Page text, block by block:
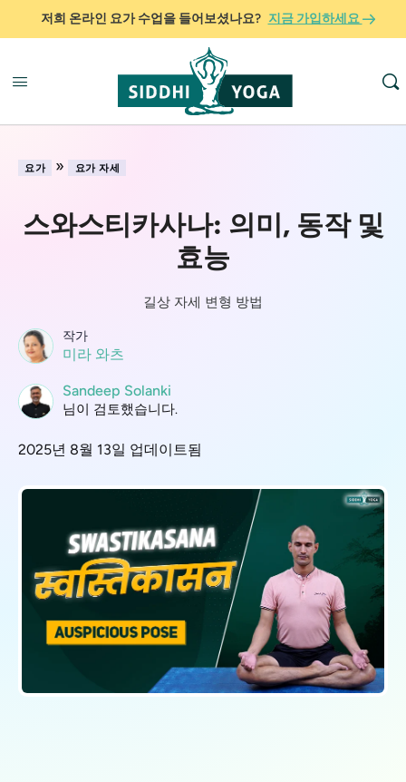
저희 온라인 요가 수업을 들어보셨나요? 지금 가입하세요
요가 » 요가 자세
스와스티카사나: 의미, 동작 및
효능
길상 자세 변형 방법
작가
미라 와츠
Sandeep Solanki
님이 검토했습니다.
2025년 8월 13일 업데이트됨